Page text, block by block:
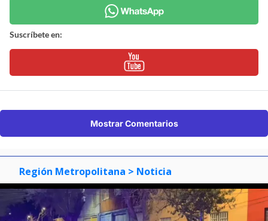
Suscríbete en:
Mostrar Comentarios
Región Metropolitana > Noticia